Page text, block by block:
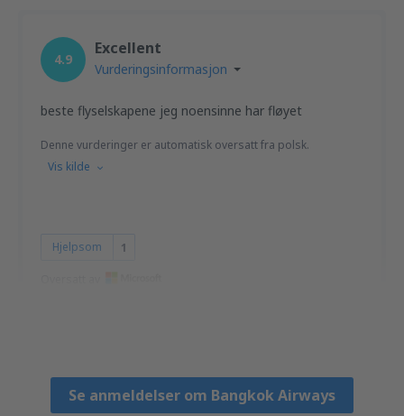
4.9
Excellent
Vurderingsinformasjon
beste flyselskapene jeg noensinne har fløyet
Denne vurderinger er automatisk oversatt fra polsk.
Vis kilde
Hjelpsom 1
Se anmeldelser om Bangkok Airways